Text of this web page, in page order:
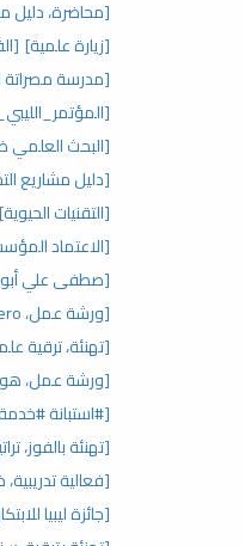
[محاضرة، دليل
[زيارة علمية]
[مدرسة مصراتة
[البحث العلمي
[دليل مشاريع
[التقنيات الحيوية]
[الاعتماد
[صطفى علي
[ورشة عمل، zotero، إدارة المراجع، قسم البحوث والاستشارات، مركز البحوث والاستشارات]
[تهنئة، ترقية
[ورشة عمل،
[#استبانة
[تهنئة بالفوز،
[فعالية
[جائزة ليبيا